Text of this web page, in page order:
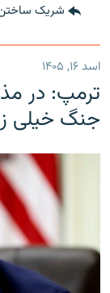
شریک
اسد ۱۶, ۱۴۰۵
ترمپ: در
جنگ خیلی